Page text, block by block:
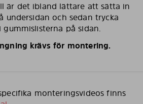
är det ibland lättare att sätta in
undersidan och sedan trycka
på sidan.
krävs för montering.
monteringsvideos finns